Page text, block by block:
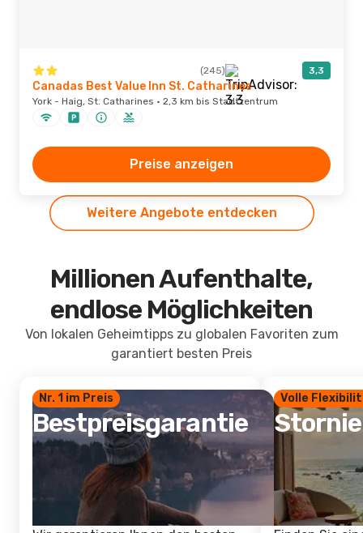
(245) 3,3
Canadas Best Value Inn St. Catharines
York - Haig, St. Catharines · 2,3 km bis Stadtzentrum
Preise anzeigen
Weitere Angebote entdecken
Millionen Aufenthalte,
endlose Möglichkeiten
Von lokalen Geheimtipps zu globalen Favoriten zum
garantiert besten Preis
Nr. 1 im Preis
Bestpreisgarantie
Volle